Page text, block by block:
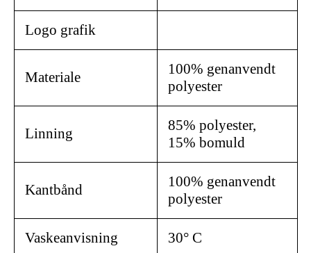
Logo grafik
Materiale
100% genanvendt
polyester
Linning
85% polyester,
15% bomuld
Kantbånd
100% genanvendt
polyester
Vaskeanvisning 30° C